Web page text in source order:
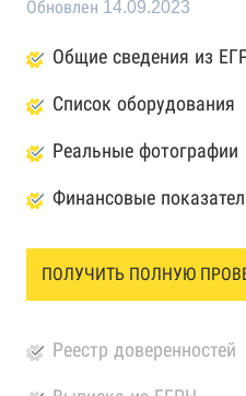
Обновлен 14.09.2023
Общие сведения из
Список оборудования
Реальные фотографии
Финансовые
ПОЛУЧИТЬ ПОЛНУЮ
Реестр доверенностей